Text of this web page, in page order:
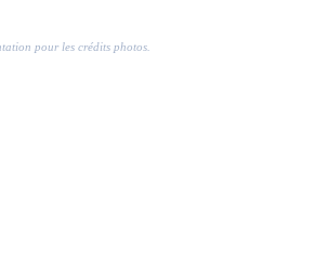
pour les crédits photos.